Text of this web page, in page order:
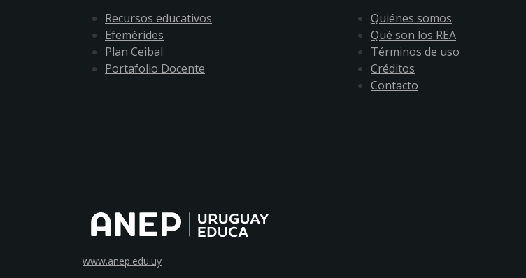
Recursos educativos
Efemérides
Plan Ceibal
Portafolio Docente
Quiénes somos
Qué son los REA
Términos de uso
Créditos
Contacto
www.anep.edu.uy